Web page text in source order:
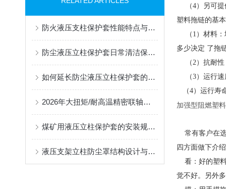
防火液压支柱保护套性能特点与阻燃防护应用
防尘液压立柱保护套日常清洁保养与更换规范
如何延长防尘液压立柱保护套的使用寿命？
2026年大扭矩/耐高温精密联轴器定制找哪家？能实现精准定制的优质厂家盘点
煤矿用液压立柱保护套的安装规范与使用寿命提升方案
液压支架立柱防尘罩结构设计与密封防护原理
（4）另可提
塑料拖链的基
（1）材料：
多少决定 了拖
（2）抗耐性
（3）运行速
（4）运行寿
加强型阻燃塑
常有客户在选
四方面做下介
看：好的塑料
觉不好。另外